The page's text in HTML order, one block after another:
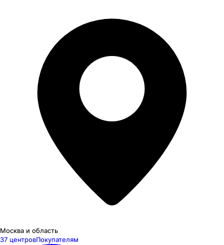
Москва и область
37 центровПокупателям